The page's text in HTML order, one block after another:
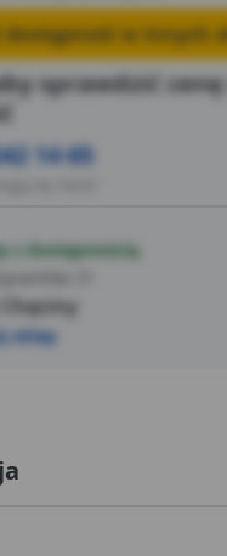
dostępność w innych
sprawdzić cenę i
14 65
z dostępnością
sklep